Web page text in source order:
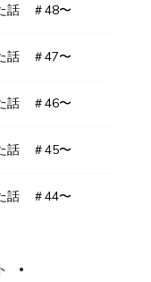
話 ＃48〜
話 ＃47〜
話 ＃46〜
話 ＃45〜
話 ＃44〜